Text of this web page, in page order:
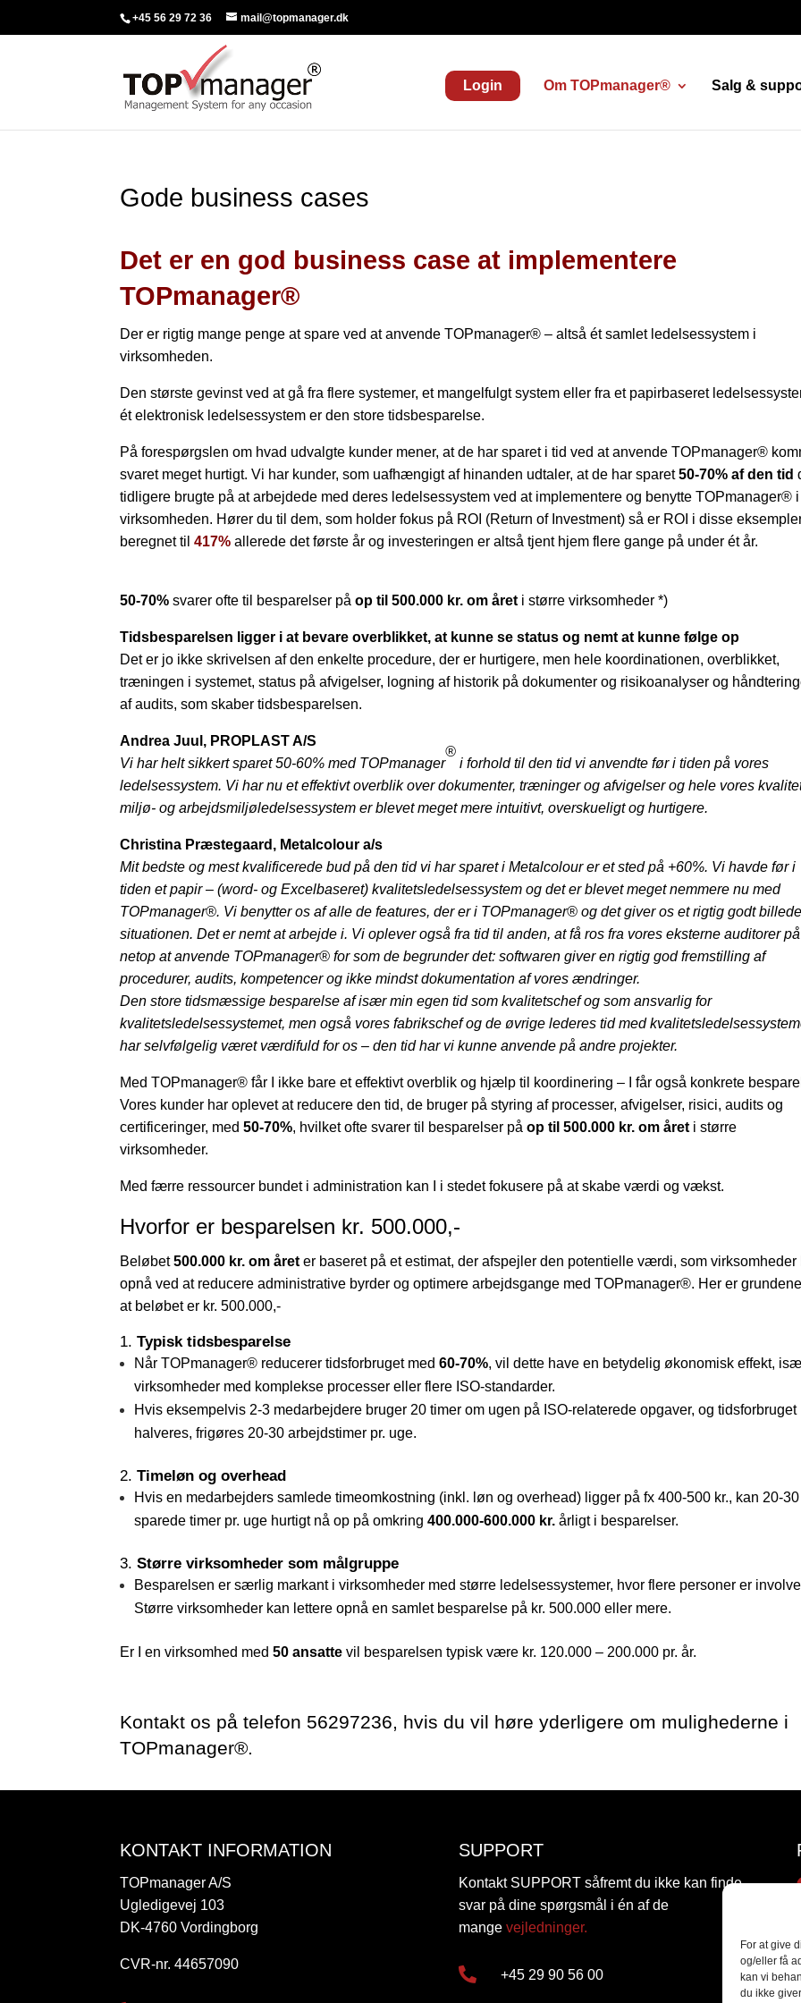
For at give
og/eller få
kan vi
du ikke
+45 56 29 72 36 mail@topmanager.dk
Login Om TOPmanager® Salg &
Gode business cases
Det er en god business case at implementere
TOPmanager®
Der er rigtig mange penge at spare ved at anvende TOPmanager® – altså ét samlet ledelsessystem i
virksomheden.
Den største gevinst ved at gå fra flere systemer, et mangelfulgt system eller fra et papirbaseret
ét elektronisk ledelsessystem er den store tidsbesparelse.
På forespørgslen om hvad udvalgte kunder mener, at de har sparet i tid ved at anvende TOPmanager®
svaret meget hurtigt. Vi har kunder, som uafhængigt af hinanden udtaler, at de har sparet50-70% af den tid
tidligere brugte på at arbejdede med deres ledelsessystem ved at implementere og benytte TOPmanager® i
virksomheden. Hører du til dem, som holder fokus på ROI (Return of Investment) så er ROI i disse
beregnet til417% allerede det første år og investeringen er altså tjent hjem flere gange på under ét år.
50-70%svarer ofte til besparelser påop til 500.000 kr. om året i større virksomheder *)
Tidsbesparelsen ligger i at bevare overblikket, at kunne se status og nemt at kunne følge op
Det er jo ikke skrivelsen af den enkelte procedure, der er hurtigere, men hele koordinationen, overblikket,
træningen i systemet, status på afvigelser, logning af historik på dokumenter og risikoanalyser og
af audits, som skaber tidsbesparelsen.
Andrea Juul, PROPLAST A/S
Vi har helt sikkert sparet 50-60% med TOPmanager
®
i forhold til den tid vi anvendte før i tiden på vores
ledelsessystem. Vi har nu et effektivt overblik over dokumenter, træninger og afvigelser og hele vores
miljø- og arbejdsmiljøledelsessystem er blevet meget mere intuitivt, overskueligt og hurtigere.
Christina Præstegaard, Metalcolour a/s
Mit bedste og mest kvalificerede bud på den tid vi har sparet i Metalcolour er et sted på +60%. Vi havde før i
tiden et papir – (word- og Excelbaseret) kvalitetsledelsessystem og det er blevet meget nemmere nu med
TOPmanager®. Vi benytter os af alle de features, der er i TOPmanager® og det giver os et rigtig godt
situationen. Det er nemt at arbejde i. Vi oplever også fra tid til anden, at fåros fra vores eksterne auditorer på
netop at anvende TOPmanager® for som de begrunder det: softwaren giver en rigtig god fremstilling af
procedurer, audits, kompetencer og ikke mindst dokumentation af vores ændringer.
Den store tidsmæssige besparelse af især min egen tid som kvalitetschef og som ansvarlig for
kvalitetsledelsessystemet, men også vores fabrikschef og de øvrige lederes tid med
har selvfølgelig været værdifuld for os – den tid har vi kunne anvende på andre projekter.
Med TOPmanager® får I ikke bare et effektivt overblik og hjælp til koordinering – I får også konkrete
Vores kunder har oplevet at reducere den tid, de bruger på styring af processer, afvigelser, risici, audits og
certificeringer, med50-70%, hvilket ofte svarer til besparelser påop til 500.000 kr. om året i større
virksomheder.
Med færre ressourcer bundet i administration kan I i stedet fokusere på at skabe værdi og vækst.
Hvorfor er besparelsen kr. 500.000,-
Beløbet500.000 kr. om året er baseret på et estimat, der afspejler den potentielle værdi, som virksomheder
opnå ved at reducere administrative byrder og optimere arbejdsgange med TOPmanager®. Her er
at beløbet er kr. 500.000,-
1.Typisk tidsbesparelse
Når TOPmanager® reducerer tidsforbruget med60-70%, vil dette have en betydelig økonomisk effekt,
virksomheder med komplekse processer eller flere ISO-standarder.
Hvis eksempelvis 2-3 medarbejdere bruger 20 timer om ugen på ISO-relaterede opgaver, og tidsforbruget
halveres, frigøres 20-30 arbejdstimer pr. uge.
2.Timeløn og overhead
Hvis en medarbejders samlede timeomkostning (inkl. løn og overhead) ligger på fx 400-500 kr., kan 20-30
sparede timer pr. uge hurtigt nå op på omkring400.000-600.000 kr. årligt i besparelser.
3.Større virksomheder som målgruppe
Besparelsen er særlig markant i virksomheder med større ledelsessystemer, hvor flere personer er
Større virksomheder kan lettere opnå en samlet besparelse på kr. 500.000 eller mere.
Er I en virksomhed med50 ansatte vil besparelsen typisk være kr. 120.000 – 200.000 pr. år.
Kontakt os på telefon 56297236, hvis du vil høre yderligere om mulighederne i
TOPmanager®.
KONTAKT INFORMATION
TOPmanager A/S
Ugledigevej 103
DK-4760 Vordingborg
CVR-nr. 44657090
SUPPORT
Kontakt SUPPORT såfremt du ikke kan finde
svar på dine spørgsmål i én af de
mange vejledninger.
 +45 29 90 56 00